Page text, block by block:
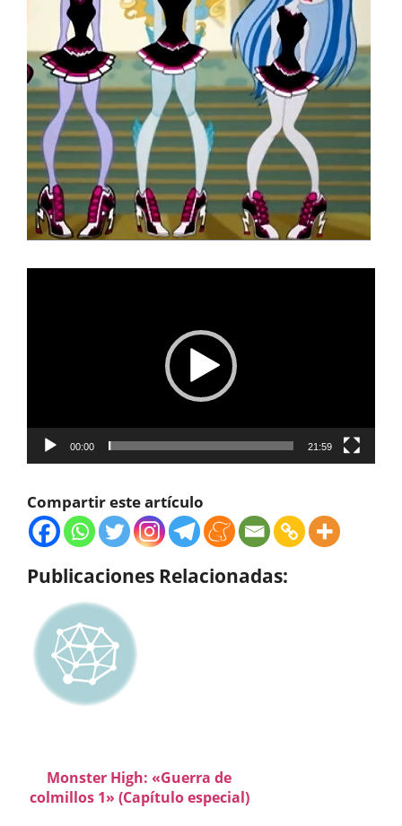
00:00 21:59
Compartir este artículo
Publicaciones Relacionadas:
Monster High: «Guerra de
colmillos 1» (Capítulo especial)